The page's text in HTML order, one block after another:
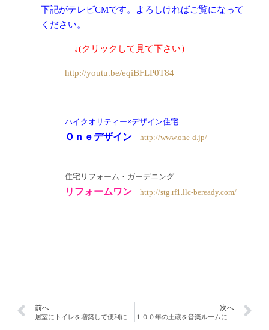
下記がテレビCMです。よろしければご覧になって
ください。
↓(クリックして見て下さい）
http://youtu.be/eqiBFLP0T84
ハイクオリティー×デザイン住宅
Ｏｎｅデザイン http://www.one-d.jp/
住宅リフォーム・ガーデニング
リフォームワン http://stg.rf1.llc-beready.com/
前へ 次へ